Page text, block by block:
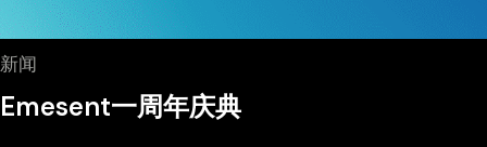
新闻
Emesent一周年庆典